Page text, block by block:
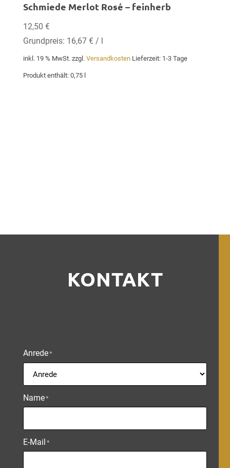
Schmiede Merlot Rosé – feinherb
12,50 €
Grundpreis: 16,67 € /
inkl. 19 % MwSt. zzgl. Versandkosten Lieferzeit: 1-3 Tage
Produkt enthält: 0,75
KONTAKT
Anrede*
Name*
E-Mail *